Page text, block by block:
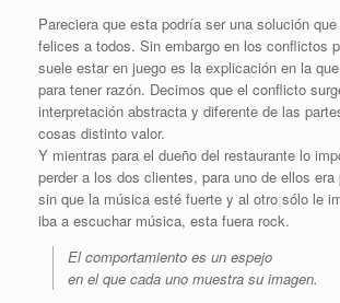
Pareciera que esta podría ser una solución
felices a todos. Sin embargo en los conflictos
suele estar en juego es la explicación en la
para tener razón. Decimos que el conflicto
interpretación abstracta y diferente de las
cosas distinto valor.
Y mientras para el dueño del restaurante lo
perder a los dos clientes, para uno de ellos era
sin que la música esté fuerte y al otro sólo le
iba a escuchar música, esta fuera rock.
El comportamiento es un espejo
en el que cada uno muestra su imagen.